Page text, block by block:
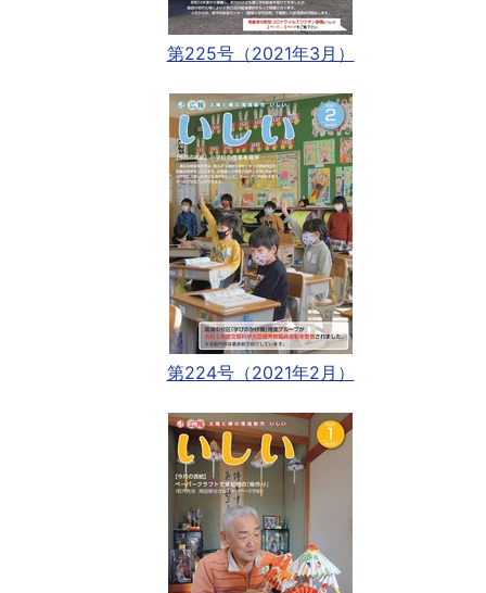
第225号（2021年3月）
第224号（2021年2月）